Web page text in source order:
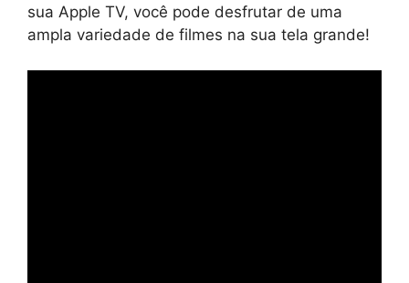
sua Apple TV, você pode desfrutar de uma
ampla variedade de filmes na sua tela grande!